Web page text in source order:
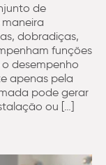
de
dobradiças,
funções
desempenho
apenas pela
pode gerar
ou […]